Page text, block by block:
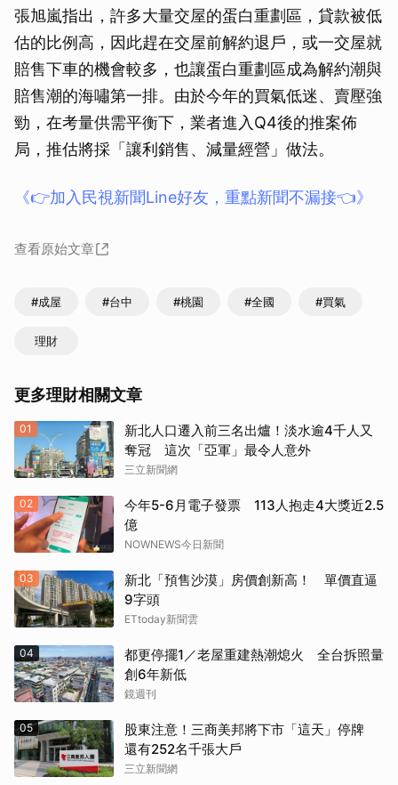
張旭嵐指出，許多大量交屋的蛋白重劃區，貸款被低
估的比例高，因此趕在交屋前解約退戶，或一交屋就
賠售下車的機會較多，也讓蛋白重劃區成為解約潮與
賠售潮的海嘯第一排。由於今年的買氣低迷、賣壓強
勁，在考量供需平衡下，業者進入Q4後的推案佈
局，推估將採「讓利銷售、減量經營」做法。
《👉加入民視新聞Line好友，重點新聞不漏接👈》
查看原始文章
#成屋 #台中 #桃園 #全國 #買氣
理財
更多理財相關文章
01
新北人口遷入前三名出爐！淡水逾4千人又
奪冠 這次「亞軍」最令人意外
三立新聞網
02
今年5-6月電子發票 113人抱走4大獎近2.5
億
NOWNEWS今日新聞
03
新北「預售沙漠」房價創新高！ 單價直逼
9字頭
ETtoday新聞雲
04
都更停擺1／老屋重建熱潮熄火 全台拆照量
創6年新低
鏡週刊
05
股東注意！三商美邦將下市「這天」停牌
還有252名千張大戶
三立新聞網